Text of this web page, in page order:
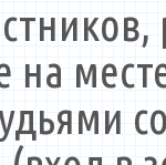
на